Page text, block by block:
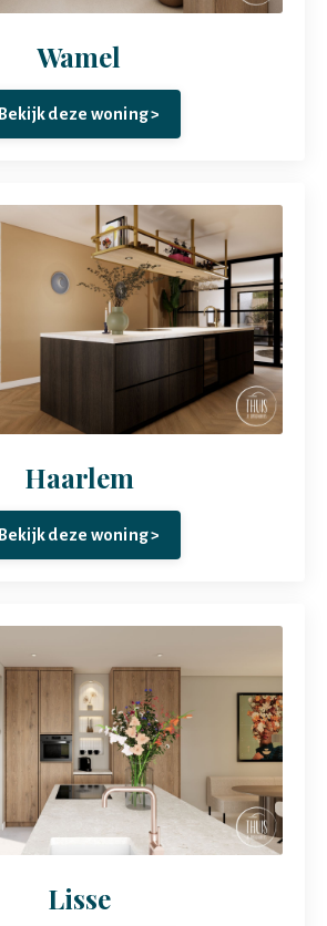
Wamel
Bekijk deze woning >
Haarlem
Bekijk deze woning >
Lisse